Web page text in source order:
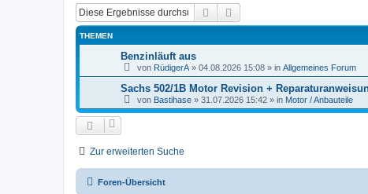
Suche
THEMEN
Benzinläuft aus
von RüdigerA » 04.08.2026 15:08 » in Allgemeines Forum
Sachs 502/1B Motor Revision +
von Bastihase » 31.07.2026 15:42 » in Motor / Anbauteile
Zur erweiterten Suche
Foren-Übersicht